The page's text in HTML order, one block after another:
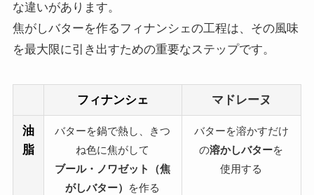
な違いがあります。
焦がしバターを作るフィナンシェの工程は、その風味
を最大限に引き出すための重要なステップです。
フィナンシェ マドレーヌ
油
脂
バターを鍋で熱し、きつ
ね色に焦がして
ブール・ノワゼット（焦
がしバター） を作る
バターを溶かすだけ
の溶かしバターを
使用する